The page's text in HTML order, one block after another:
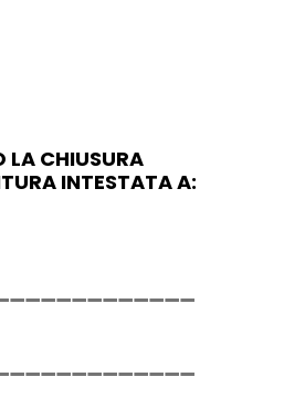
LA CHIUSURA
INTESTATA A: